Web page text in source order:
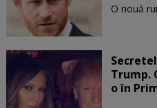
O nouă
Trump.
o în